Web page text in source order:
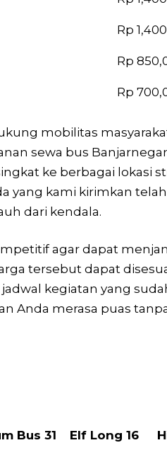
Rp
Rp
Rp
mobilitas
sewa bus
ke berbagai lokasi
yang kami kirimkan
dari kendala.
agar dapat
tersebut dapat
kegiatan yang
Anda merasa puas
Bus 31
Elf Long 16